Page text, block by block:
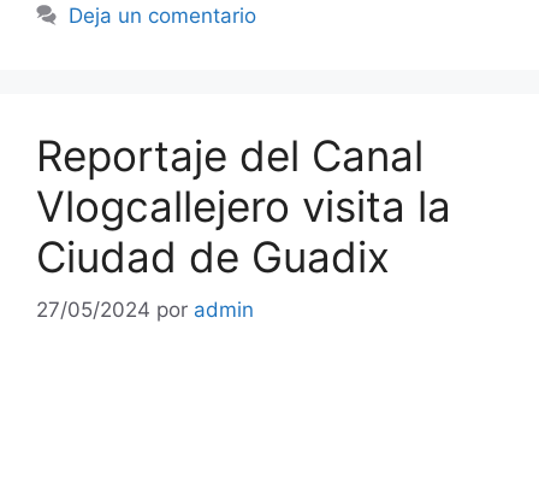
Deja un comentario
Reportaje del Canal
Vlogcallejero visita la
Ciudad de Guadix
27/05/2024 por admin